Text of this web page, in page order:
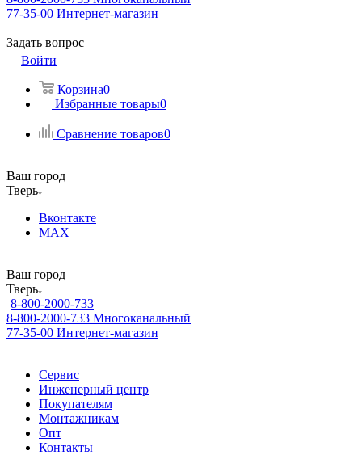
77-35-00 Интернет-магазин
Задать вопрос
Войти
Корзина0
Избранные товары0
Сравнение товаров0
Ваш город
Тверь
Вконтакте
MAX
Ваш город
Тверь
8-800-2000-733
8-800-2000-733 Многоканальный
77-35-00 Интернет-магазин
Сервис
Инженерный центр
Покупателям
Монтажникам
Опт
Контакты